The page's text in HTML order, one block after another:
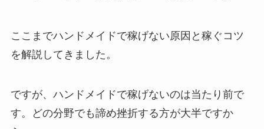
ここまでハンドメイドで稼げない原因と稼ぐコツ
を解説してきました。
ですが、ハンドメイドで稼げないのは当たり前で
す。どの分野でも諦め挫折する方が大半ですか